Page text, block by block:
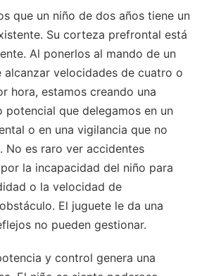
que un niño de dos años tiene un
Su corteza prefrontal está
Al ponerlos al mando de un
alcanzar velocidades de cuatro o
hora, estamos creando una
potencial que delegamos en un
o en una vigilancia que no
No es raro ver accidentes
la incapacidad del niño para
o la velocidad de
El juguete le da una
no pueden gestionar.
y control genera una